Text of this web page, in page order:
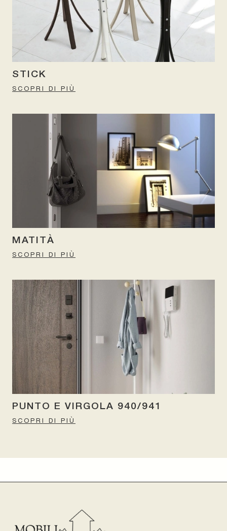
STICK
SCOPRI DI PIÙ
MATITÀ
SCOPRI DI PIÙ
PUNTO E VIRGOLA 940/941
SCOPRI DI PIÙ